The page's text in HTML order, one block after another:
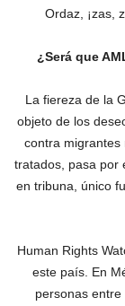
Ordaz, ¡zas,
¿Será que
‎La fiereza de la
objeto de los
contra migrantes
tratados, pasa por
en tribuna, único
Human Rights
este país. En
personas